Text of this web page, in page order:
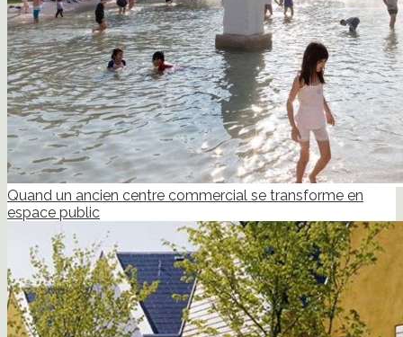
Quand un ancien centre commercial se transforme en
espace public